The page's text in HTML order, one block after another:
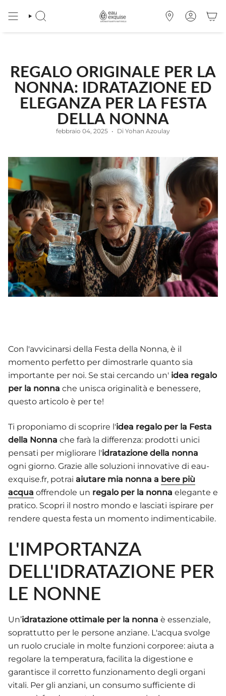
contenutoCERCA
OÙ
TROUVER
ACCOUNT
REGALO ORIGINALE PER LA
NONNA: IDRATAZIONE ED
ELEGANZA PER LA FESTA
DELLA NONNA
febbraio 04, 2025 Di Yohan Azoulay
Con l'avvicinarsi della Festa della Nonna, è il
momento perfetto per dimostrarle quanto sia
importante per noi. Se stai cercando un' idea regalo
per la nonna che unisca originalità e benessere,
questo articolo è per te!
Ti proponiamo di scoprire l'idea regalo per la Festa
della Nonna che farà la differenza: prodotti unici
pensati per migliorare l'idratazione della nonna
ogni giorno. Grazie alle soluzioni innovative di eau-
exquise.fr, potrai aiutare mia nonna a bere più
acqua offrendole un regalo per la nonna elegante e
pratico. Scopri il nostro mondo e lasciati ispirare per
rendere questa festa un momento indimenticabile.
L'IMPORTANZA
DELL'IDRATAZIONE PER
LE NONNE
Un’idratazione ottimale per la nonna è essenziale,
soprattutto per le persone anziane. L'acqua svolge
un ruolo cruciale in molte funzioni corporee: aiuta a
regolare la temperatura, facilita la digestione e
garantisce il corretto funzionamento degli organi
vitali. Per gli anziani, un consumo sufficiente di